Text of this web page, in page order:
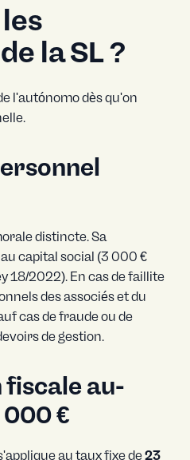
la SL ?
l'autónomo dès qu'on
distincte. Sa
capital social (3 000 €
18/2022). En cas de faillite
des associés et du
cas de fraude ou de
de gestion.
au-
000 €
au taux fixe de23